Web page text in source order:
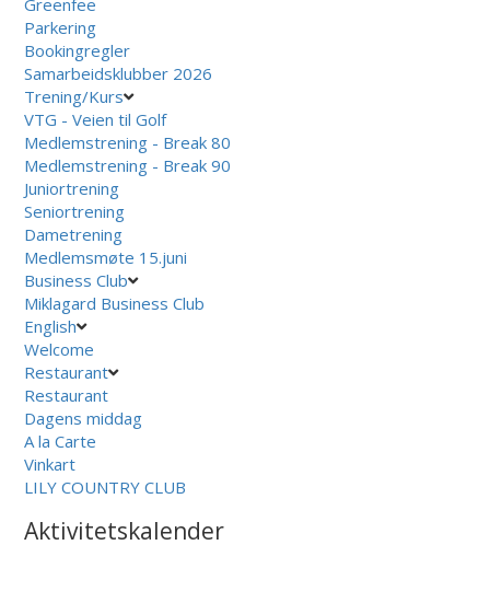
Parkering
Bookingregler
Samarbeidsklubber 2026
Trening/Kurs
VTG - Veien til Golf
Medlemstrening - Break 80
Medlemstrening - Break 90
Juniortrening
Seniortrening
Dametrening
Medlemsmøte 15.juni
Business Club
Miklagard Business Club
English
Welcome
Restaurant
Restaurant
Dagens middag
A la Carte
Vinkart
LILY COUNTRY CLUB
Aktivitetskalender